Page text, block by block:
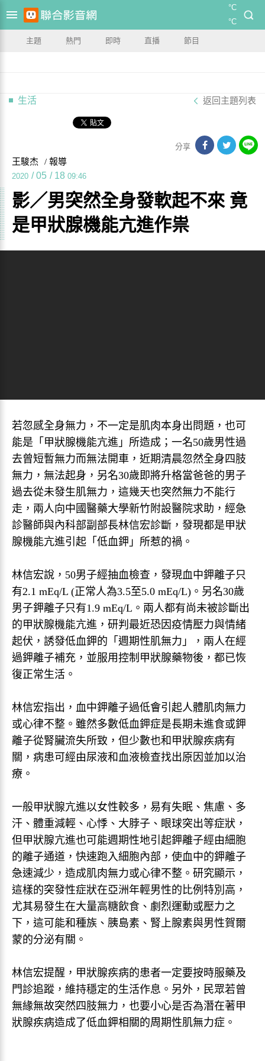
°C
°C
主題 熱門 即時 直播 節目
生活 返回主題列表
分享
王駿杰 / 報導
2020 / 05 / 18 09:46
影／男突然全身發軟起不來 竟
是甲狀腺機能亢進作祟
若忽感全身無力，不一定是肌肉本身出問題，也可
能是「甲狀腺機能亢進」所造成；一名50歲男性過
去曾短暫無力而無法開車，近期清晨忽然全身四肢
無力，無法起身，另名30歲即將升格當爸爸的男子
過去從未發生肌無力，這幾天也突然無力不能行
走，兩人向中國醫藥大學新竹附設醫院求助，經急
診醫師與內科部副部長林信宏診斷，發現都是甲狀
腺機能亢進引起「低血鉀」所惹的禍。
林信宏說，50男子經抽血檢查，發現血中鉀離子只
有2.1 mEq/L (正常人為3.5至5.0 mEq/L)。另名30歲
男子鉀離子只有1.9 mEq/L。兩人都有尚未被診斷出
的甲狀腺機能亢進，研判最近恐因疫情壓力與情緒
起伏，誘發低血鉀的「週期性肌無力」，兩人在經
過鉀離子補充，並服用控制甲狀腺藥物後，都已恢
復正常生活。
林信宏指出，血中鉀離子過低會引起人體肌肉無力
或心律不整。雖然多數低血鉀症是長期未進食或鉀
離子從腎臟流失所致，但少數也和甲狀腺疾病有
關，病患可經由尿液和血液檢查找出原因並加以治
療。
一般甲狀腺亢進以女性較多，易有失眠、焦慮、多
汗、體重減輕、心悸、大脖子、眼球突出等症狀，
但甲狀腺亢進也可能週期性地引起鉀離子經由細胞
的離子通道，快速跑入細胞內部，使血中的鉀離子
急速減少，造成肌肉無力或心律不整。研究顯示，
這樣的突發性症狀在亞洲年輕男性的比例特別高，
尤其易發生在大量高糖飲食、劇烈運動或壓力之
下，這可能和種族、胰島素、腎上腺素與男性賀爾
蒙的分泌有關。
林信宏提醒，甲狀腺疾病的患者一定要按時服藥及
門診追蹤，維持穩定的生活作息。另外，民眾若曾
無緣無故突然四肢無力，也要小心是否為潛在著甲
狀腺疾病造成了低血鉀相關的周期性肌無力症。